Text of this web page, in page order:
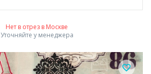
Нет в отрез в Москве
Уточняйте у менеджера